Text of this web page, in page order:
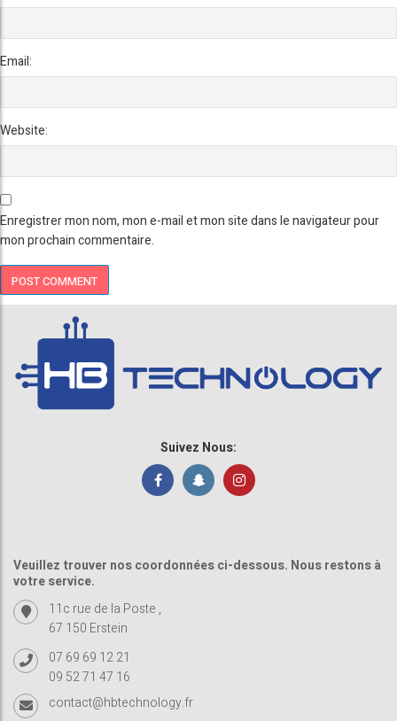
Email:
Website:
Enregistrer mon nom, mon e-mail et mon site dans le navigateur pour
mon prochain commentaire.
Suivez Nous:
Veuillez trouver nos coordonnées ci-dessous. Nous restons à
votre service.
11c rue de la Poste ,
67 150 Erstein
07 69 69 12 21
09 52 71 47 16
contact@hbtechnology.fr